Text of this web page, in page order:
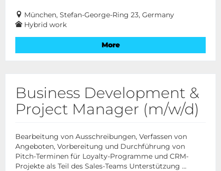
München, Stefan-George-Ring 23, Germany
Hybrid work
More
Business Development &
Project Manager (m/w/d)
Bearbeitung von Ausschreibungen, Verfassen von
Angeboten, Vorbereitung und Durchführung von
Pitch-Terminen für Loyalty-Programme und CRM-
Projekte als Teil des Sales-Teams Unterstützung ...